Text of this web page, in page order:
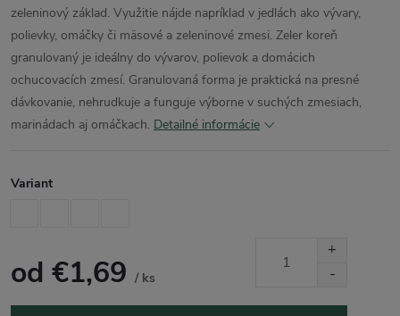
zeleninový základ. Využitie nájde napríklad v jedlách ako vývary,
polievky, omáčky či mäsové a zeleninové zmesi. Zeler koreň
granulovaný je ideálny do vývarov, polievok a domácich
ochucovacích zmesí. Granulovaná forma je praktická na presné
dávkovanie, nehrudkuje a funguje výborne v suchých zmesiach,
marinádach aj omáčkach. Detailné informácie
Variant
od €1,69 / ks